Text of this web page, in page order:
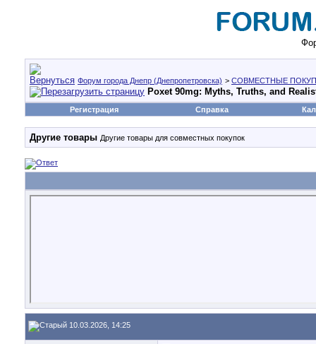
Форум города Днепр (Днепропетровска) > СОВМЕСТНЫЕ
Poxet 90mg: Myths, Truths, and
Регистрация Справка
Другие товары Другие товары для совместных покупок
10.03.2026, 14:25